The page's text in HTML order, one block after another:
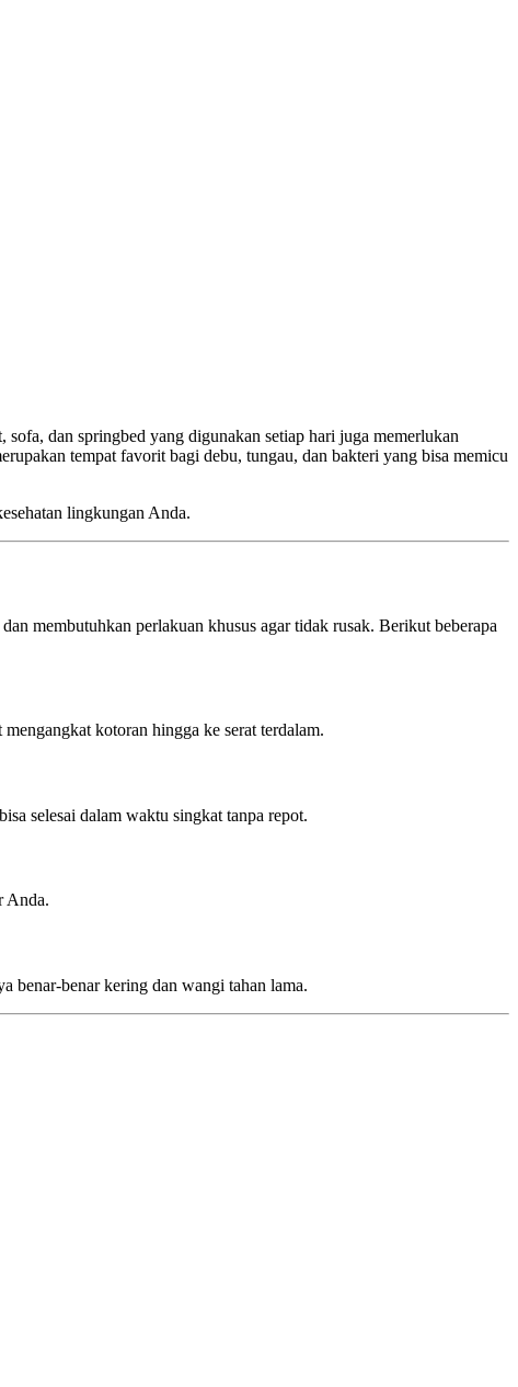
dan springbed yang digunakan setiap hari juga memerlukan
tempat favorit bagi debu, tungau, dan bakteri yang bisa memicu
lingkungan Anda.
membutuhkan perlakuan khusus agar tidak rusak. Berikut beberapa
kotoran hingga ke serat terdalam.
selesai dalam waktu singkat tanpa repot.
Anda.
benar-benar kering dan wangi tahan lama.